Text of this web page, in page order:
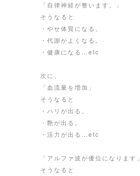
「自律神経が整います。」
そうなると
・やせ体質になる。
・代謝がよくなる。
・健康になる…etc
次に、
「血流量を増加」
そうなると
・ハリが出る。
・艶が出る。
・活力が出る…etc
「アルファ波が優位になります」
そうなると